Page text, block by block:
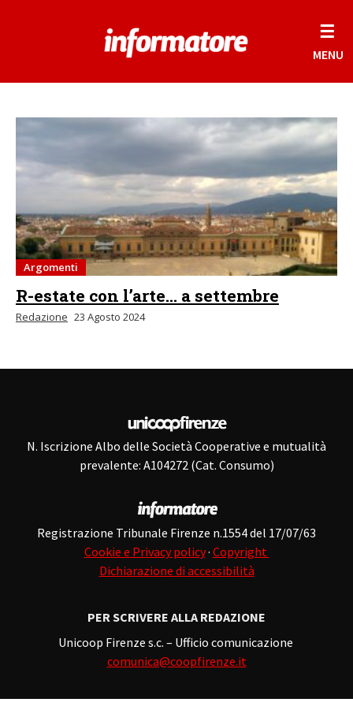
☰
MENU
Argomenti
R-estate con l’arte… a settembre
Redazione 23 Agosto 2024
N. Iscrizione Albo delle Società Cooperative e mutualità
prevalente: A104272 (Cat. Consumo)
Registrazione Tribunale Firenze n.1554 del 17/07/63
Cookie e Privacy policy· Copyright
Dichiarazione di accessibilità
PER SCRIVERE ALLA REDAZIONE
Unicoop Firenze s.c. – Ufficio comunicazione
comunica@coopfirenze.it